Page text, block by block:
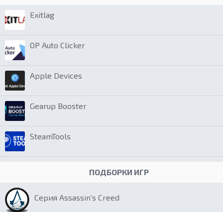
Exitlag
OP Auto Clicker
Apple Devices
Gearup Booster
SteamTools
ПОДБОРКИ ИГР
Серия Assassin’s Creed